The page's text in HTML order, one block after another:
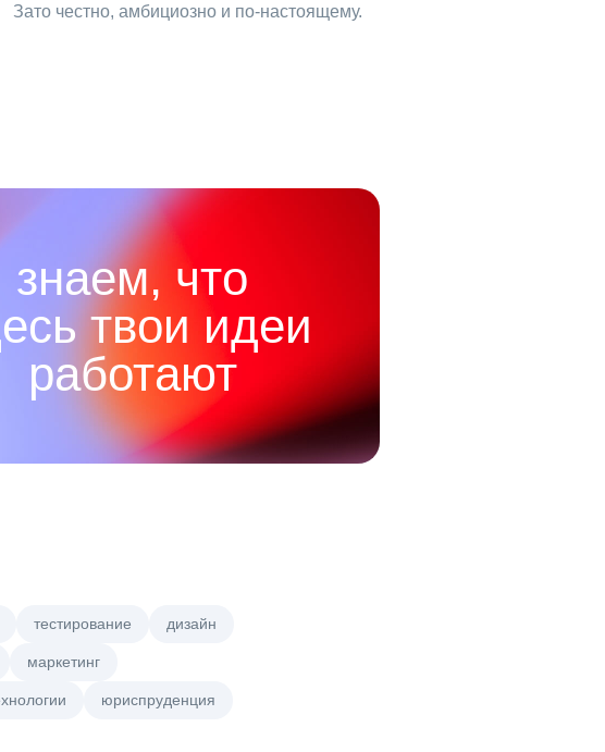
Зато честно, амбициозно и по‑настоящему.
знаем, что
твои идеи
работают
тестирование дизайн
маркетинг
юриспруденция